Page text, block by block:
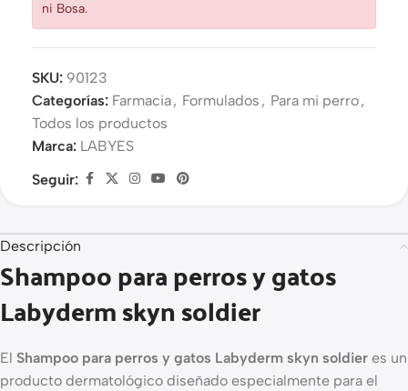
ni Bosa.
SKU: 90123
Categorías: Farmacia, Formulados , Para mi perro,
Todos los productos
Marca: LABYES
Seguir:
Descripción
Shampoo para perros y gatos
Labyderm skyn soldier
El Shampoo para perros y gatos Labyderm skyn soldier es un
producto dermatológico diseñado especialmente para el